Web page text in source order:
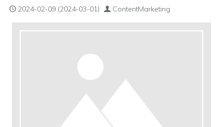
2024-02-09 (2024-03-01) ContentMarketing